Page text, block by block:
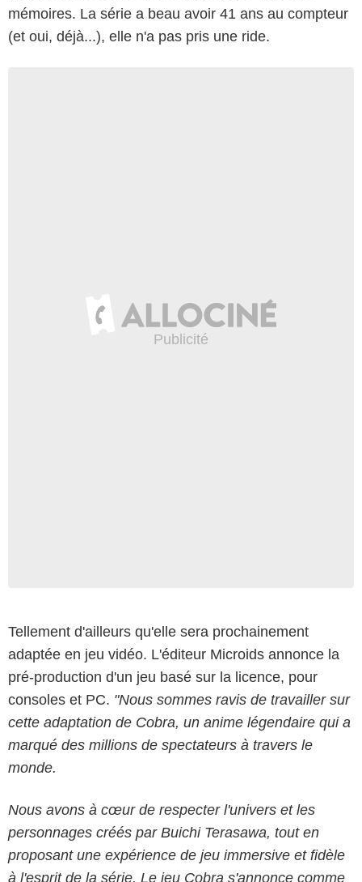
mémoires. La série a beau avoir 41 ans au compteur
(et oui, déjà...), elle n'a pas pris une ride.
Tellement d'ailleurs qu'elle sera prochainement
adaptée en jeu vidéo. L'éditeur Microids annonce la
pré-production d'un jeu basé sur la licence, pour
consoles et PC. "Nous sommes ravis de travailler sur
cette adaptation de Cobra, un anime légendaire qui a
marqué des millions de spectateurs à travers le
monde.
Nous avons à cœur de respecter l'univers et les
personnages créés par Buichi Terasawa, tout en
proposant une expérience de jeu immersive et fidèle
à l'esprit de la série. Le jeu Cobra s'annonce comme